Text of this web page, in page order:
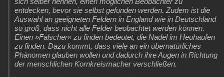
entdecken, bevor sie selbst gefunden werden. Zudem ist die
Auswahl an geeigneten Feldern in England wie in Deutschland
so groß, dass nicht alle Felder beobachtet werden können.
Einen »Fälscher« zu finden bedeutet, die Nadel im Heuhaufen
zu finden. Dazu kommt, dass viele an ein übernatürliches
Phänomen glauben wollen und dadurch ihre Augen in Richtung
der menschlichen Kornkreismacher verschließen.